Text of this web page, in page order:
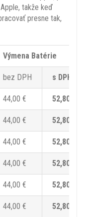
takže keď
presne tak,
Výmena Batérie
bez DPH s DPH 20%
44,00 € 52,80 €
44,00 € 52,80 €
44,00 € 52,80 €
44,00 € 52,80 €
44,00 € 52,80 €
44,00 € 52,80 €